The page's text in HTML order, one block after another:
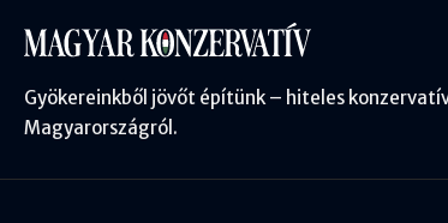
Gyökereinkből jövőt építünk – hiteles
Magyarországról.